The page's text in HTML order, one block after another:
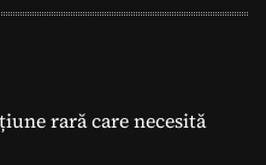
rară care necesită